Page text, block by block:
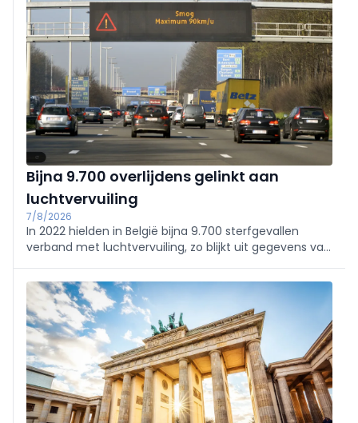
Bijna 9.700 overlijdens gelinkt aan
luchtvervuiling
7/8/2026
In 2022 hielden in België bijna 9.700 sterfgevallen
verband met luchtvervuiling, zo blijkt uit gegevens van
ook andere risicofactoren van overlijden in kaart.